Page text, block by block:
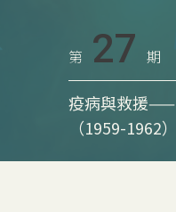
第 27 期
疫病與救援——
（1959-1962）